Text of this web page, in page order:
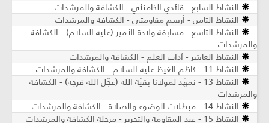
النشاط السابع - قائدي الخامنئي - الكشافة والمرشدات
النشاط الثامن - أرسم مقاومتي - الكشافة والمرشدات
النشاط التاسع - مسابقة ولادة الأمير (عليه السلام) - الكشافة
والمرشدات
النشاط العاشر - آداب العلم - الكشافة والمرشدات
النشاط 11 - كاظم الغيظ عليه السلام - الكشافة والمرشدات
النشاط 13 - نمهّد لمولانا بقيّة الله (عجّل الله فرجه) - الكشافة
والمرشدات
النشاط 14 - مبطلات الوضوء والصلاة - الكشافة والمرشدات
النشاط 15 - عيد المقاومة والتحرير - مرحلة الكشافة والمرشدات